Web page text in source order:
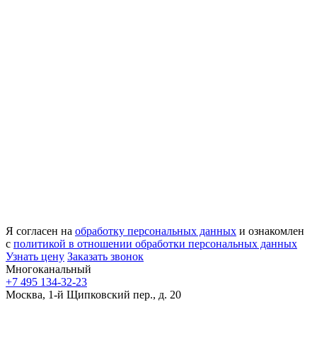
Я согласен на обработку персональных данных и ознакомлен
с политикой в отношении обработки персональных данных
Узнать цену Заказать звонок
Многоканальный
+7 495 134-32-23
Москва, 1-й Щипковский пер., д. 20